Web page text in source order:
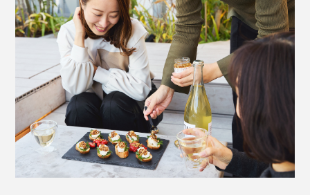
どうして、こんなにサクサクおいしいの？